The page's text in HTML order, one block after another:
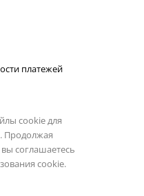
платежей
cookie для
Продолжая
соглашаетесь
cookie.